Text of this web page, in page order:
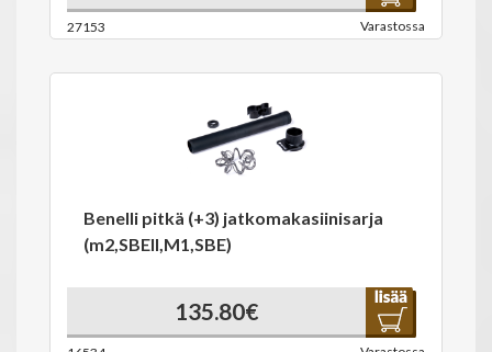
27153 Varastossa
Benelli pitkä (+3) jatkomakasiinisarja
(m2,SBEII,M1,SBE)
135.80€